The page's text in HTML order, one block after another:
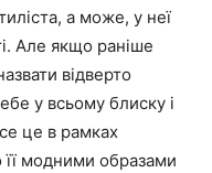
а може, у неї
Але якщо раніше
відверто
у всьому блиску і
це в рамках
модними образами